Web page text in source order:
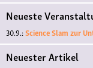
Neueste
30.9.:Science Slam zur
Neuester Artikel